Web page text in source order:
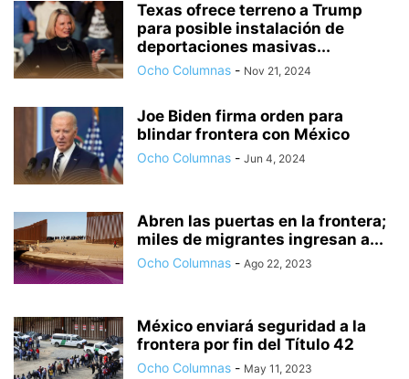
Texas ofrece terreno a Trump
para posible instalación de
deportaciones masivas...
Ocho Columnas - Nov 21, 2024
Joe Biden firma orden para
blindar frontera con México
Ocho Columnas - Jun 4, 2024
Abren las puertas en la frontera;
miles de migrantes ingresan a...
Ocho Columnas - Ago 22, 2023
México enviará seguridad a la
frontera por fin del Título 42
Ocho Columnas - May 11, 2023